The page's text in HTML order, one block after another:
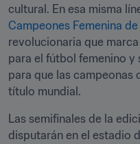
cultural. En esa misma
Campeones Femenina de
revolucionaria que
para el fútbol femenino y
para que las campeonas
título mundial.
Las semifinales de la
disputarán en el estadio